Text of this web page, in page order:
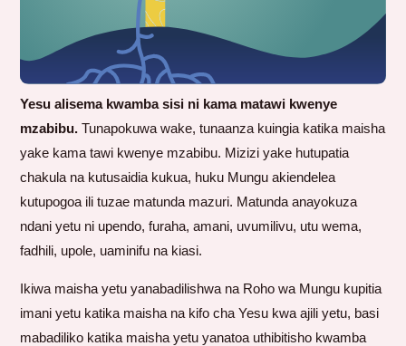
Yesu alisema kwamba sisi ni kama matawi kwenye
mzabibu. Tunapokuwa wake, tunaanza kuingia katika maisha
yake kama tawi kwenye mzabibu. Mizizi yake hutupatia
chakula na kutusaidia kukua, huku Mungu akiendelea
kutupogoa ili tuzae matunda mazuri. Matunda anayokuza
ndani yetu ni upendo, furaha, amani, uvumilivu, utu wema,
fadhili, upole, uaminifu na kiasi.
Ikiwa maisha yetu yanabadilishwa na Roho wa Mungu kupitia
imani yetu katika maisha na kifo cha Yesu kwa ajili yetu, basi
mabadiliko katika maisha yetu yanatoa uthibitisho kwamba